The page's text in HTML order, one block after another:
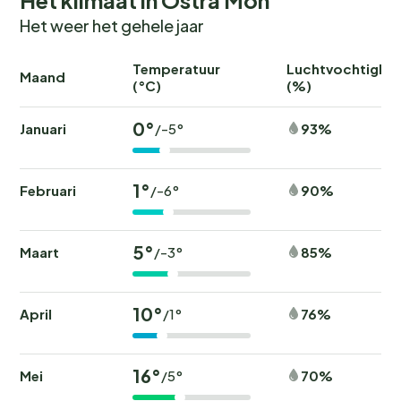
Het weer het gehele jaar
Maand
Temperatuur
(°C)
(%)
Januari 0°/-5° 93%
Februari 1°/-6° 90%
Maart 5°/-3° 85%
April 10°/1° 76%
Mei 16°/5° 70%